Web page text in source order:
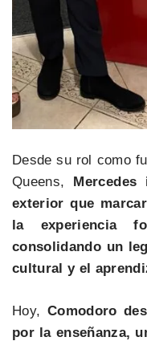
Desde su rol como
Queens, Mercedes
exterior que
la experiencia
consolidando un
cultural y el
Hoy, Comodoro
por la enseñanza,